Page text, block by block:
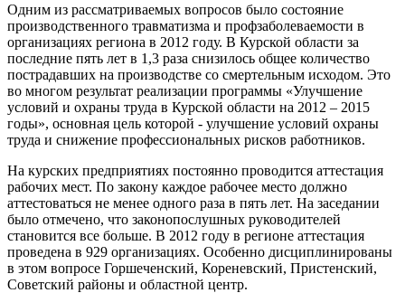
Одним из рассматриваемых вопросов было состояние
производственного травматизма и профзаболеваемости в
организациях региона в 2012 году. В Курской области за
последние пять лет в 1,3 раза снизилось общее количество
пострадавших на производстве со смертельным исходом. Это
во многом результат реализации программы «Улучшение
условий и охраны труда в Курской области на 2012 – 2015
годы», основная цель которой - улучшение условий охраны
труда и снижение профессиональных рисков работников.
На курских предприятиях постоянно проводится аттестация
рабочих мест. По закону каждое рабочее место должно
аттестоваться не менее одного раза в пять лет. На заседании
было отмечено, что законопослушных руководителей
становится все больше. В 2012 году в регионе аттестация
проведена в 929 организациях. Особенно дисциплинированы
в этом вопросе Горшеченский, Кореневский, Пристенский,
Советский районы и областной центр.